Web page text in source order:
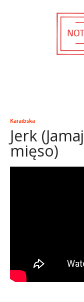
Karaibska
Jerk
mięso)